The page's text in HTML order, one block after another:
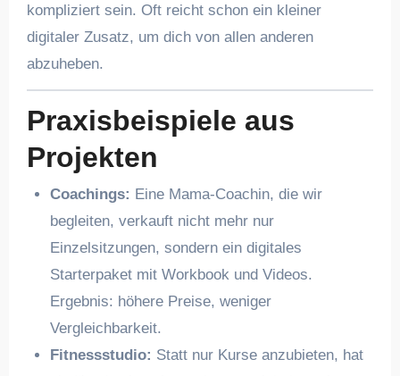
kompliziert sein. Oft reicht schon ein kleiner
digitaler Zusatz, um dich von allen anderen
abzuheben.
Praxisbeispiele aus
Projekten
Coachings: Eine Mama-Coachin, die wir
begleiten, verkauft nicht mehr nur
Einzelsitzungen, sondern ein digitales
Starterpaket mit Workbook und Videos.
Ergebnis: höhere Preise, weniger
Vergleichbarkeit.
Fitnessstudio: Statt nur Kurse anzubieten, hat